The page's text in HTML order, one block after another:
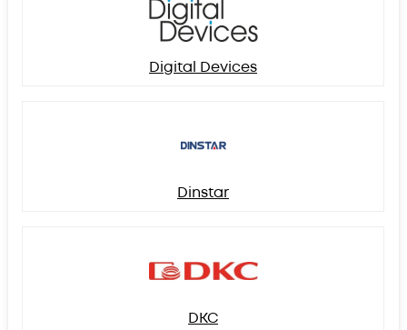
Digital Devices
Dinstar
DKC